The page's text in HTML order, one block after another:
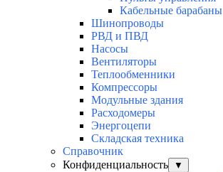
Кабельные барабаны
Шинопроводы
РВД и ПВД
Насосы
Вентиляторы
Теплообменники
Компрессоры
Модульные здания
Расходомеры
Энергоцепи
Складская техника
Справочник
Конфиденциальность
▼